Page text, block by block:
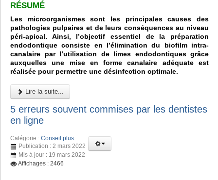
RÉSUMÉ
Les microorganismes sont les principales causes des
pathologies pulpaires et de leurs conséquences au niveau
péri-apical. Ainsi, l’objectif essentiel de la préparation
endodontique consiste en l’élimination du biofilm intra-
canalaire par l’utilisation de limes endodontiques grâce
auxquelles une mise en forme canalaire adéquate est
réalisée pour permettre une désinfection optimale.
Lire la suite...
5 erreurs souvent commises par les dentistes
en ligne
Catégorie : Conseil plus
Publication : 2 mars 2022
Mis à jour : 19 mars 2022
Affichages : 2466